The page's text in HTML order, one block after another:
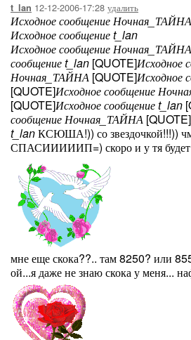
t_lan 12-12-2006-17:28 удалить
Исходное сообщение Ночная_ТАЙНА
Исходное сообщение t_lan
Исходное сообщение Ночная_ТАЙНА
сообщение t_lan [QUOTE]Исходное
Ночная_ТАЙНА [QUOTE]Исходное
[QUOTE]Исходное сообщение
[QUOTE]Исходное сообщение t_lan
сообщение Ночная_ТАЙНА [QUOTE]
t_lanКСЮША!)) со звездочкой!!!))
СПАСИИИИИП=) скоро и у тя будет
мне еще скока??.. там 8250? или
ой...я даже не знаю скока у меня...